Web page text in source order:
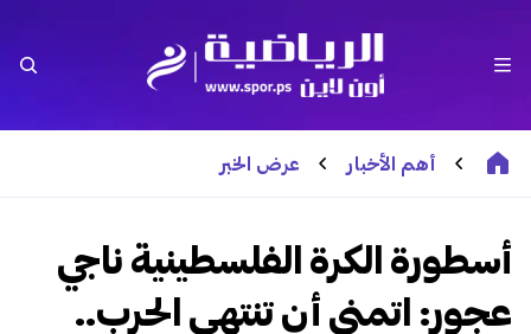
أهم الأخبار عرض الخبر
أسطورة الكرة الفلسطينية ناجي
عجور: اتمنى أن تنتهي الحرب..